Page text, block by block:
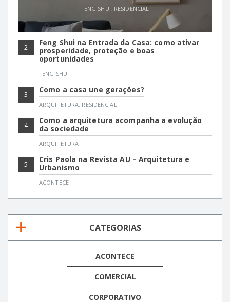
FENG SHUI, RESIDENCIAL
2
Feng Shui na Entrada da Casa: como ativar
prosperidade, proteção e boas
oportunidades
FENG SHUI
3 Como a casa une gerações?
ARQUITETURA, RESIDENCIAL
4
Como a arquitetura acompanha a evolução
da sociedade
ARQUITETURA
5
Cris Paola na Revista AU – Arquitetura e
Urbanismo
ACONTECE
CATEGORIAS
ACONTECE
COMERCIAL
CORPORATIVO